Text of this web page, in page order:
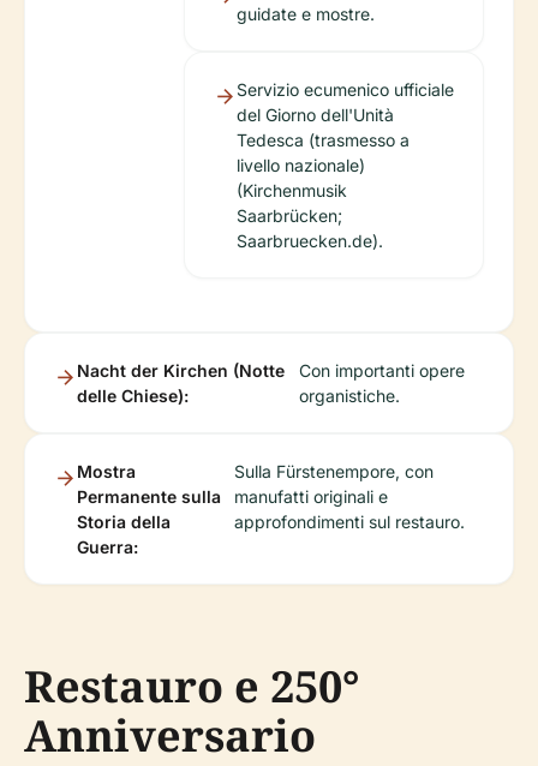
guidate e mostre.
Servizio ecumenico ufficiale
del Giorno dell'Unità
Tedesca (trasmesso a
livello nazionale)
(Kirchenmusik
Saarbrücken;
Saarbruecken.de).
Nacht der Kirchen (Notte
delle Chiese):
Con importanti opere
organistiche.
Mostra
Permanente sulla
Storia della
Guerra:
Sulla Fürstenempore, con
manufatti originali e
approfondimenti sul restauro.
Restauro e 250°
Anniversario